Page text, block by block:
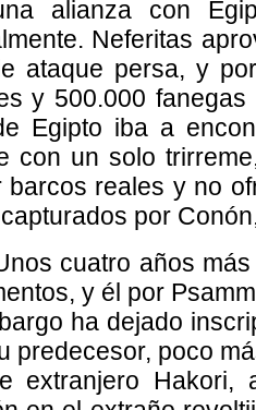
alianza con
Neferitas
ataque persa, y
y 500.000
Egipto iba a
con un solo
barcos reales y no
por
cuatro años
y él por
ha dejado
predecesor, poco
extranjero